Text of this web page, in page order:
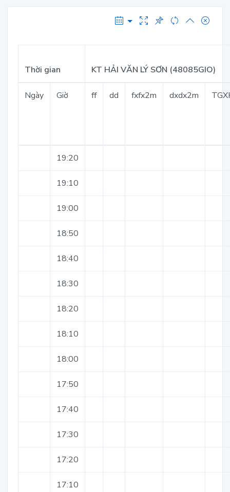
Thời gian KT HẢI VĂN LÝ SƠN (48085GIO)
Ngày Giờ ff dd fxfx2m dxdx2m
19:20
19:10
19:00
18:50
18:40
18:30
18:20
18:10
18:00
17:50
17:40
17:30
17:20
17:10